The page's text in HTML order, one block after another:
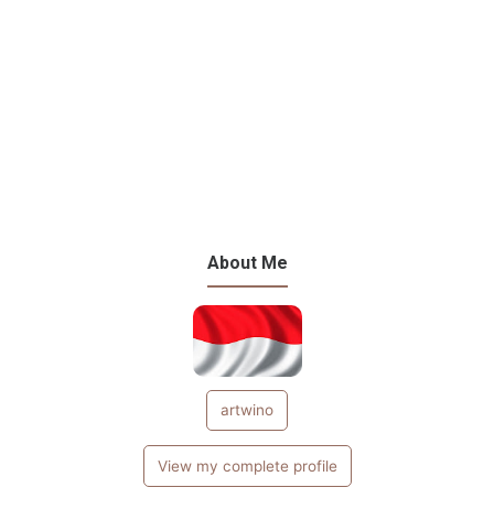
About Me
artwino
View my complete profile